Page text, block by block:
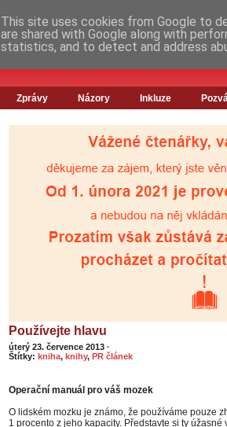
Zprávy Názory Inkluze
Používejte hlavu
úterý 23. července 2013 ·
Štítky: kniha, knihy, PR článek
Operační manuál pro váš mozek
O lidském mozku je známo, že používáme pouze
1 procento z jeho kapacity. Představte si ty úžasné
This site uses cookies from Google to
are shared with Google along with
statistics, and to detect and address